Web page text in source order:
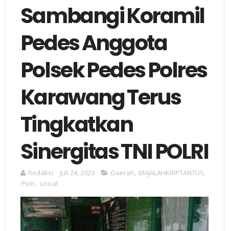
Sambangi Koramil
Pedes Anggota
Polsek Pedes Polres
Karawang Terus
Tingkatkan
Sinergitas TNI POLRI
Redaksi Juli 24, 2023 Daerah, MAJALAHKRIPTANTUS,
Polri, sosial